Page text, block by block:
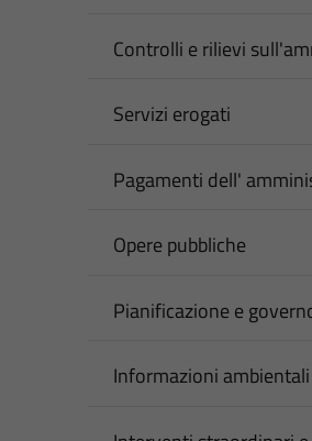
Controlli e rilievi
Servizi erogati
Pagamenti dell'
Opere pubbliche
Pianificazione e
Informazioni ambientali